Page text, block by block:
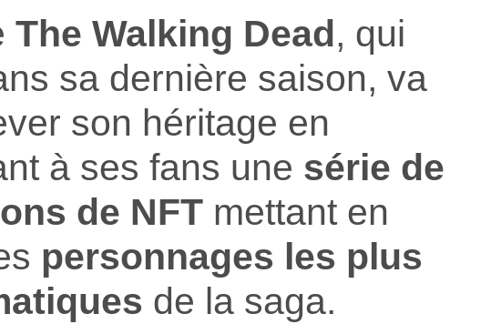
The Walking Dead, qui
sa dernière saison, va
son héritage en
à ses fans une série de
de NFT mettant en
personnages les plus
de la saga.